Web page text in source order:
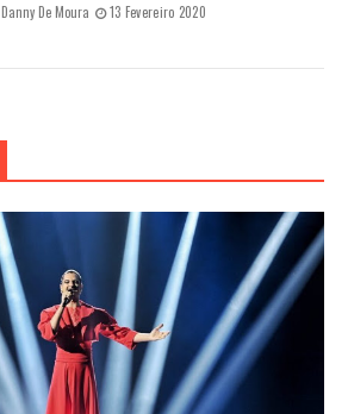
Danny De Moura 13 Fevereiro 2020